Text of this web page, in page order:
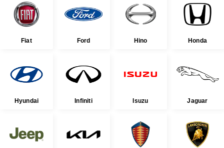
Fiat Ford Hino Honda
Hyundai Infiniti Isuzu Jaguar